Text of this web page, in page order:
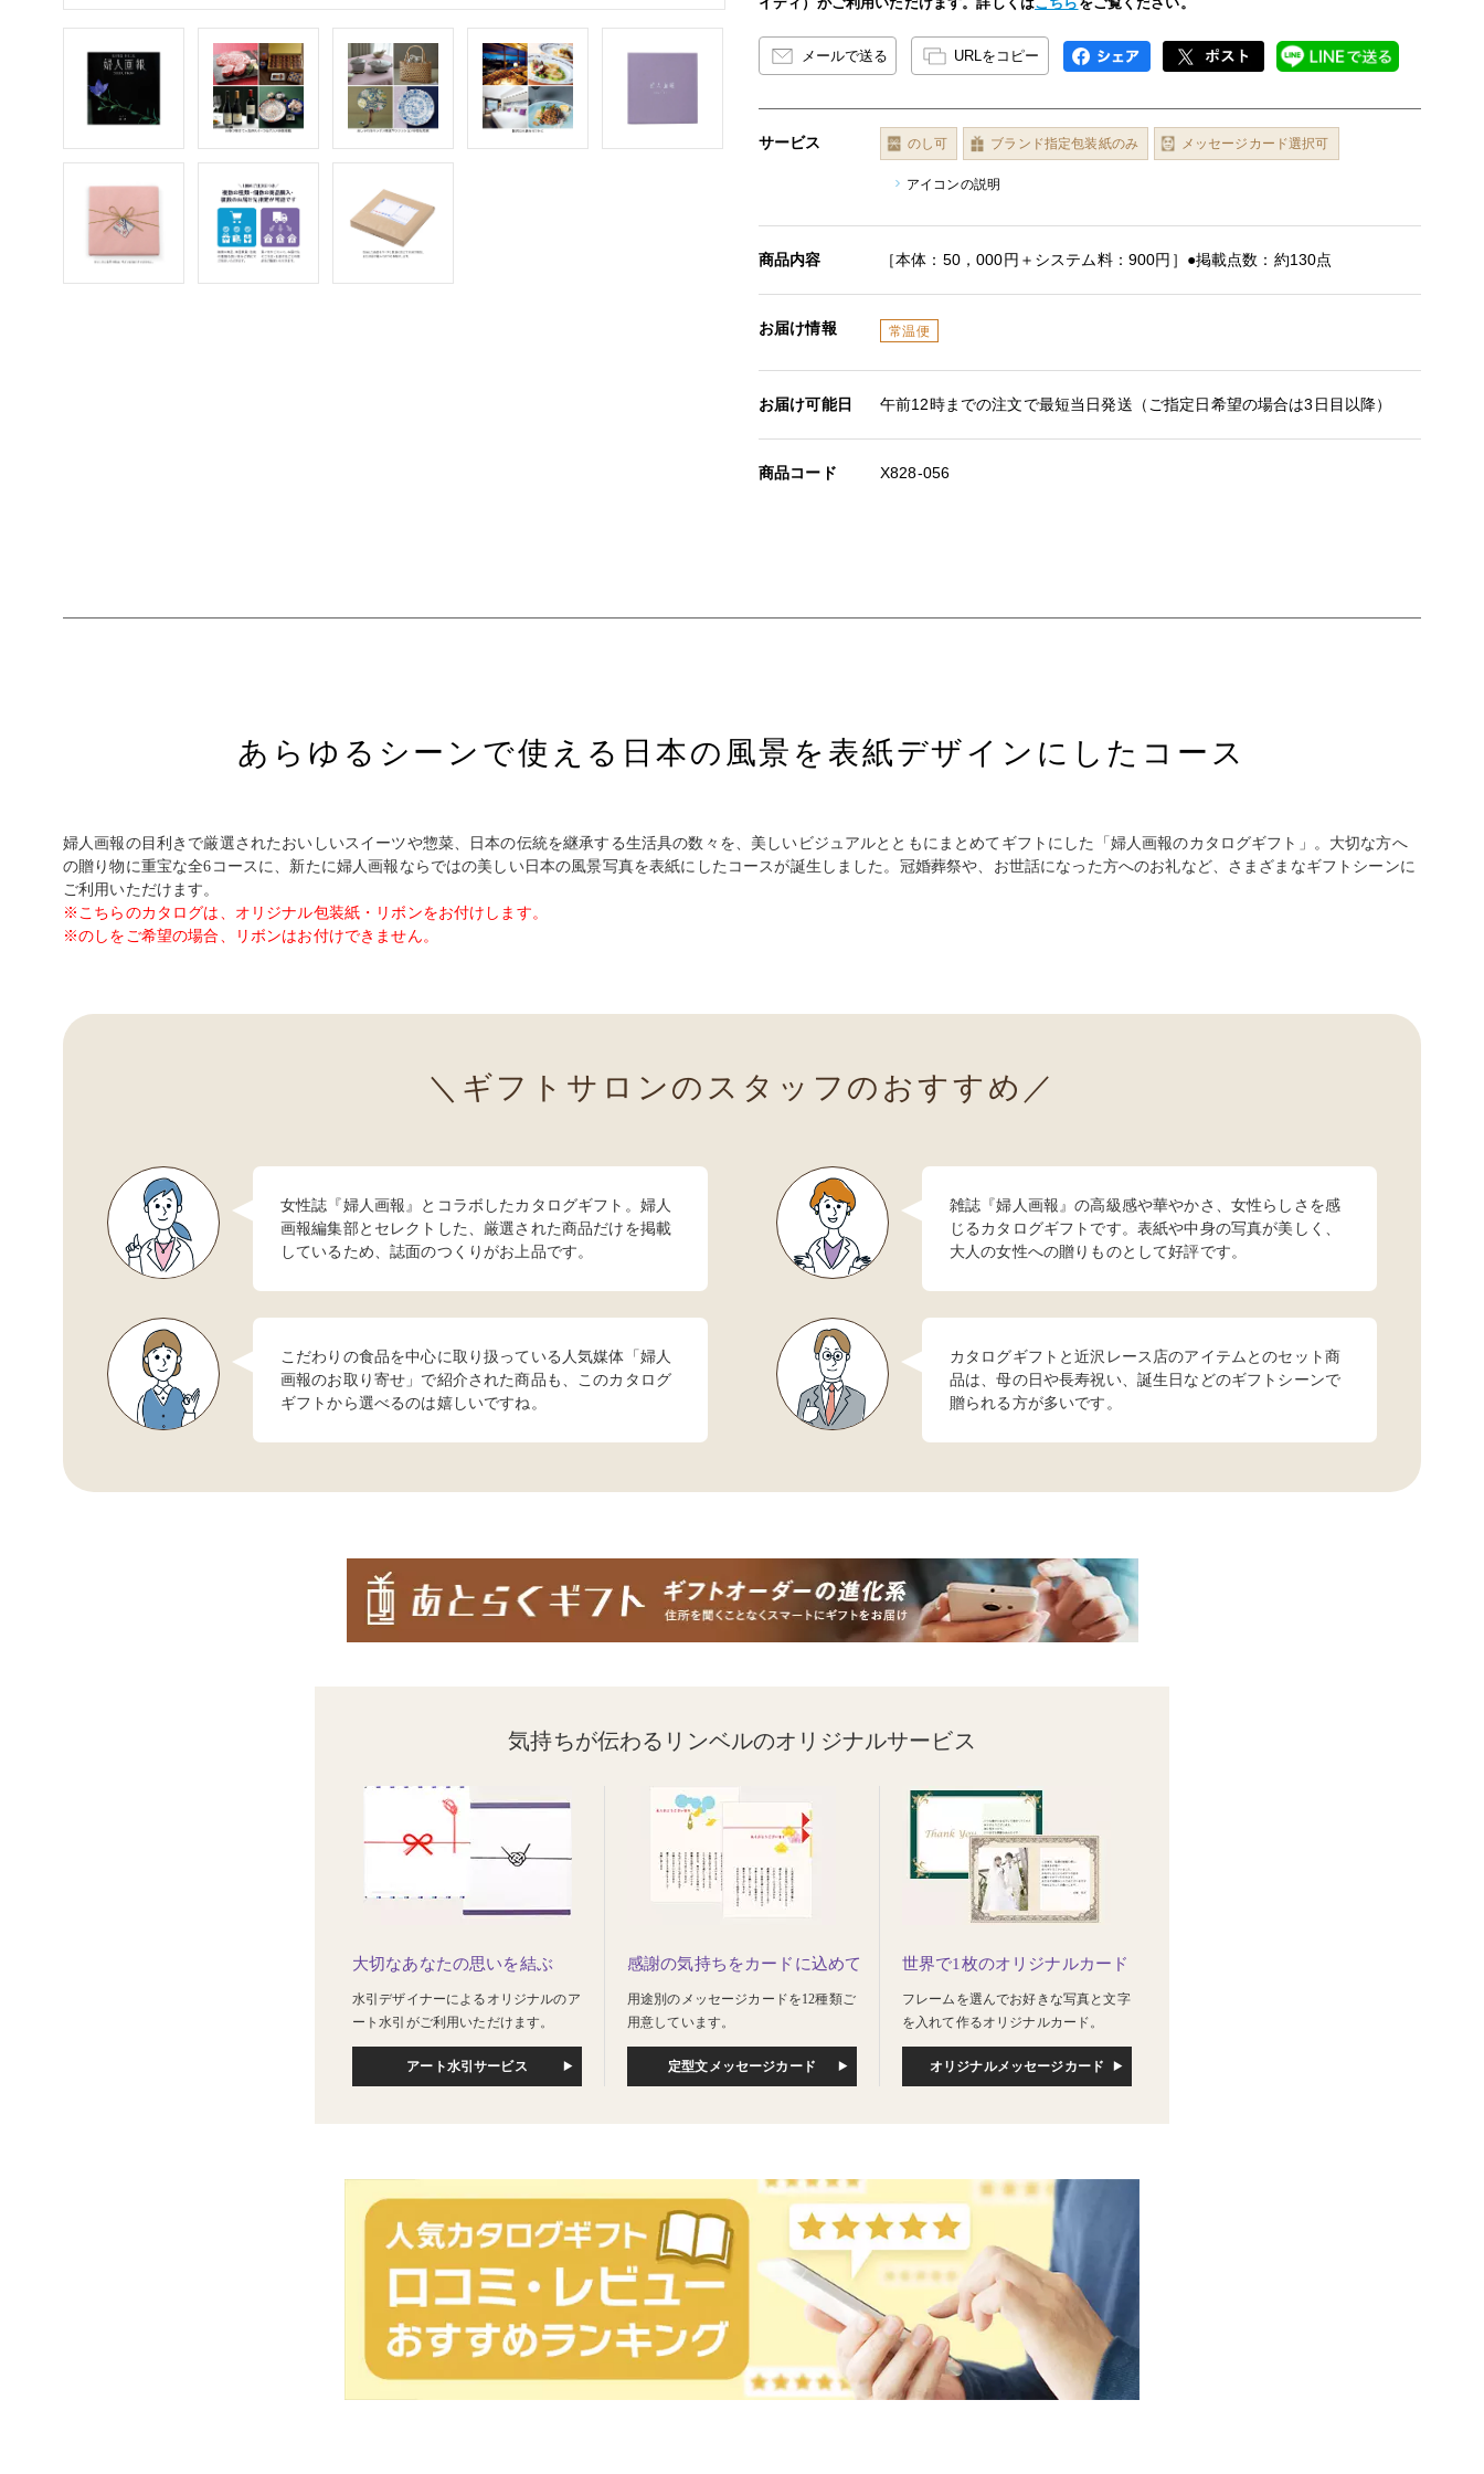
メールで送る URLをコピー
サービス のし可 ブランド指定包装紙のみ メッセージカード選択可
アイコンの説明
商品内容 ［本体：50，000円＋システム料：900円］●掲載点数：約130点
お届け情報 常温便
お届け可能日 午前12時までの注文で最短当日発送（ご指定日希望の場合は3日目以降）
商品コード X828-056
あらゆるシーンで使える日本の風景を表紙デザインにしたコース
婦人画報の目利きで厳選されたおいしいスイーツや惣菜、日本の伝統を継承する生活具の数々を、美しいビジュアルとともにまとめてギフトにした「婦人画報のカタログギフト」。大切な方へ
の贈り物に重宝な全6コースに、新たに婦人画報ならではの美しい日本の風景写真を表紙にしたコースが誕生しました。冠婚葬祭や、お世話になった方へのお礼など、さまざまなギフトシーンに
ご利用いただけます。
※こちらのカタログは、オリジナル包装紙・リボンをお付けします。
※のしをご希望の場合、リボンはお付けできません。
ギフトサロンのスタッフの おすすめ
女性誌『婦人画報』とコラボしたカタログギフト。婦人
画報編集部とセレクトした、厳選された商品だけを掲載
しているため、誌面のつくりがお上品です。
こだわりの食品を中心に取り扱っている人気媒体「婦人
画報のお取り寄せ」で紹介された商品も、このカタログ
ギフトから選べるのは嬉しいですね。
雑誌『婦人画報』の高級感や華やかさ、女性らしさを感
じるカタログギフトです。表紙や中身の写真が美しく、
大人の女性への贈りものとして好評です。
カタログギフトと近沢レース店のアイテムとのセット商
品は、母の日や長寿祝い、誕生日などのギフトシーンで
贈られる方が多いです。
気持ちが伝わるリンベルのオリジナルサービス
大切なあなたの思いを結ぶ
水引デザイナーによるオリジナルのア
ート水引がご利用いただけます。
アート水引サービス
感謝の気持ちをカードに込めて
用途別のメッセージカードを12種類ご
用意しています。
定型文メッセージカード
世界で1枚のオリジナルカード
フレームを選んでお好きな写真と文字
を入れて作るオリジナルカード。
オリジナルメッセージカード